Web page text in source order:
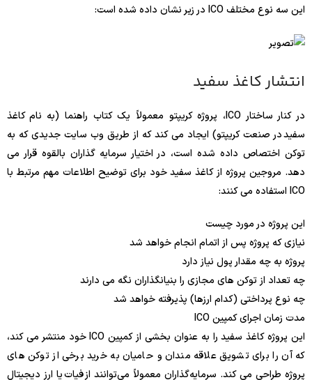
این سه نوع مختلف ICO در زیر نشان داده شده است:
انتشار کاغذ سفید
در کنار ساختار ICO، پروژه کریپتو معمولاً یک کتاب راهنما (به نام کاغذ
سفید در صنعت کریپتو) ایجاد می کند که از طریق وب سایت جدیدی که به
توکن اختصاص داده شده است، در اختیار سرمایه گذاران بالقوه قرار می
دهد. مروجین پروژه از کاغذ سفید خود برای توضیح اطلاعات مهم مرتبط با
ICO استفاده می کنند:
این پروژه در مورد چیست
نیازی که پروژه پس از اتمام انجام خواهد شد
پروژه به چه مقدار پول نیاز دارد
چه تعداد از توکن های مجازی را بنیانگذاران نگه می دارند
چه نوع پرداختی (کدام ارزها) پذیرفته خواهد شد
مدت زمان اجرای کمپین ICO
این پروژه کاغذ سفید را به عنوان بخشی از کمپین ICO خود منتشر می کند،
که آن را برای تشویق علاقه مندان و حامیان به خرید برخی از توکن های
پروژه طراحی می کند. سرمایه‌گذاران معمولاً می‌توانند از فیات یا ارز دیجیتال